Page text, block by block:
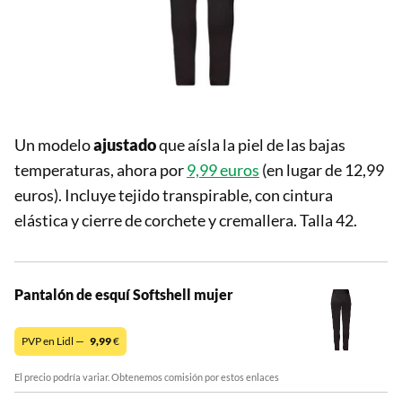
Un modeloajustadoque aísla la piel de las bajas
temperaturas, ahora por9,99 euros (en lugar de 12,99
euros). Incluye tejido transpirable, con cintura
elástica y cierre de corchete y cremallera. Talla 42.
Pantalón de esquí Softshell mujer
PVP en Lidl — 9,99€
El precio podría variar. Obtenemos comisión por estos enlaces